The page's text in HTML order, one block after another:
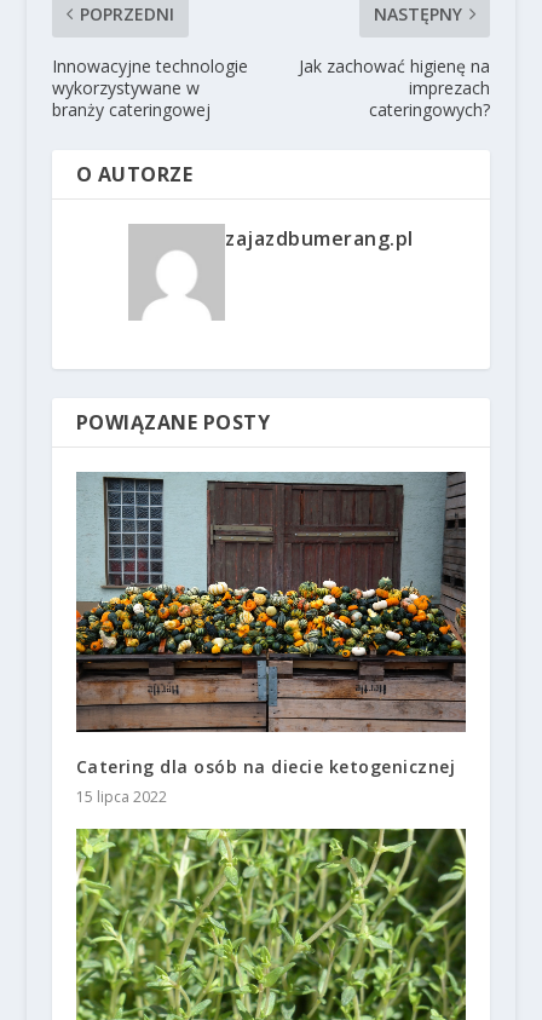
POPRZEDNI
Innowacyjne technologie
wykorzystywane w
branży cateringowej
NASTĘPNY
Jak zachować higienę na
imprezach
cateringowych?
O AUTORZE
zajazdbumerang.pl
POWIĄZANE POSTY
Catering dla osób na diecie ketogenicznej
15 lipca 2022